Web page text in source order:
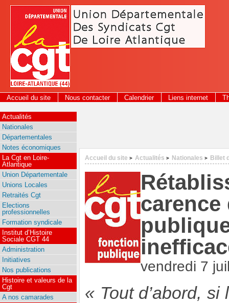
Panneau de gestion des cookies
Accueil du site Nous contacter Calendrier Liens internet
2026
Accueil du site > Actualités > Nationales > Billet
vendredi 7
« Tout d’abord,
Actualités
Nationales
Départementales
Notes économiques
La Cgt en Loire-
Atlantique
Union Départementale
Unions Locales
Retraités Cgt
Elections
professionnelles
Formation syndicale
Institut d’Histoire
Sociale CGT 44
Administration
Initiatives
Nos publications
Histoire et valeurs de la
Cgt
A nos camarades